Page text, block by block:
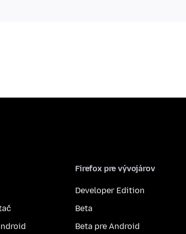
Firefox pre vývojárov
Developer Edition
Beta
Beta pre Android